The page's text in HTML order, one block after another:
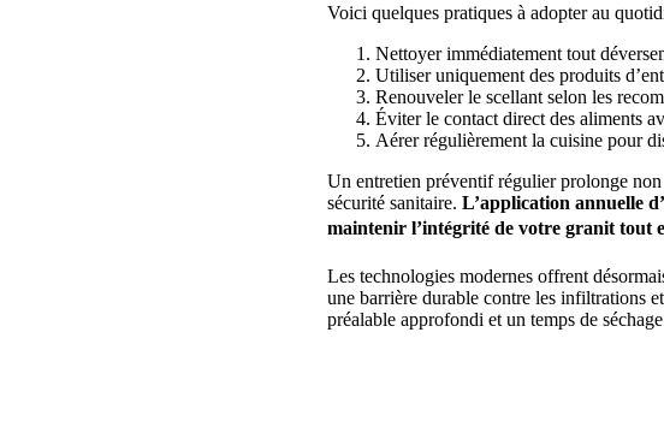
Voici quelques pratiques à adopter au
Nettoyer immédiatement tout
Utiliser uniquement des produits
Renouveler le scellant selon les
Éviter le contact direct des aliments
Aérer régulièrement la cuisine pour
Un entretien préventif régulier prolonge
sécurité sanitaire. L’application annuelle
maintenir l’intégrité de votre granit tout
Les technologies modernes offrent
une barrière durable contre les infiltrations
préalable approfondi et un temps de